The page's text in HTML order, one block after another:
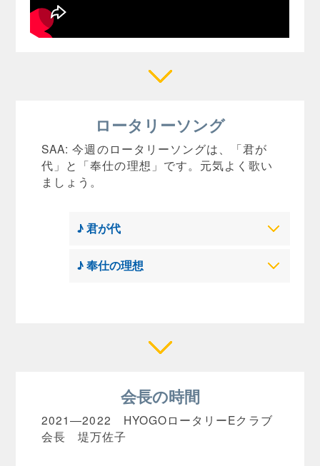
ロータリーソング
SAA: 今週のロータリーソングは、「君が
代」と「奉仕の理想」です。元気よく歌い
ましょう。
♪ 君が代
♪ 奉仕の理想
会長の時間
2021―2022 HYOGOロータリーEクラブ
会長 堤万佐子